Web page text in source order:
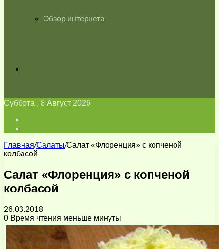
Обзор интернета
Суббота , 8 Август 2026
Главная/Салаты/Салат «Флоренция» с копченой
колбасой
Салат «Флоренция» с копченой
колбасой
26.03.2018
0 Время чтения меньше минуты